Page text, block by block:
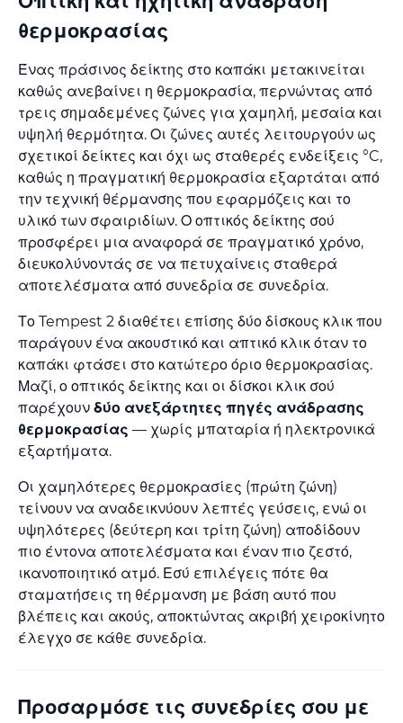
θερμοκρασίας
Ένας πράσινος δείκτης στο καπάκι μετακινείται
καθώς ανεβαίνει η θερμοκρασία, περνώντας από
τρεις σημαδεμένες ζώνες για χαμηλή, μεσαία και
υψηλή θερμότητα. Οι ζώνες αυτές λειτουργούν ως
σχετικοί δείκτες και όχι ως σταθερές ενδείξεις °C,
καθώς η πραγματική θερμοκρασία εξαρτάται από
την τεχνική θέρμανσης που εφαρμόζεις και το
υλικό των σφαιριδίων. Ο οπτικός δείκτης σού
προσφέρει μια αναφορά σε πραγματικό χρόνο,
διευκολύνοντάς σε να πετυχαίνεις σταθερά
αποτελέσματα από συνεδρία σε συνεδρία.
Το Tempest 2 διαθέτει επίσης δύο δίσκους κλικ που
παράγουν ένα ακουστικό και απτικό κλικ όταν το
καπάκι φτάσει στο κατώτερο όριο θερμοκρασίας.
Μαζί, ο οπτικός δείκτης και οι δίσκοι κλικ σού
παρέχουν δύο ανεξάρτητες πηγές ανάδρασης
θερμοκρασίας — χωρίς μπαταρία ή ηλεκτρονικά
εξαρτήματα.
Οι χαμηλότερες θερμοκρασίες (πρώτη ζώνη)
τείνουν να αναδεικνύουν λεπτές γεύσεις, ενώ οι
υψηλότερες (δεύτερη και τρίτη ζώνη) αποδίδουν
πιο έντονα αποτελέσματα και έναν πιο ζεστό,
ικανοποιητικό ατμό. Εσύ επιλέγεις πότε θα
σταματήσεις τη θέρμανση με βάση αυτό που
βλέπεις και ακούς, αποκτώντας ακριβή χειροκίνητο
έλεγχο σε κάθε συνεδρία.
Προσαρμόσε τις συνεδρίες σου με